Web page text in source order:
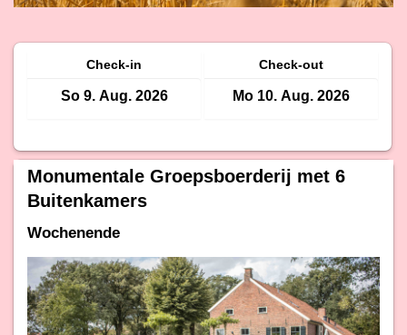
Check-in Check-out
Monumentale Groepsboerderij met 6
Buitenkamers
Wochenende
Previous Next